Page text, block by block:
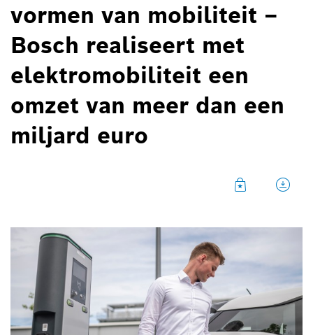
vormen van mobiliteit –
Bosch realiseert met
elektromobiliteit een
omzet van meer dan een
miljard euro